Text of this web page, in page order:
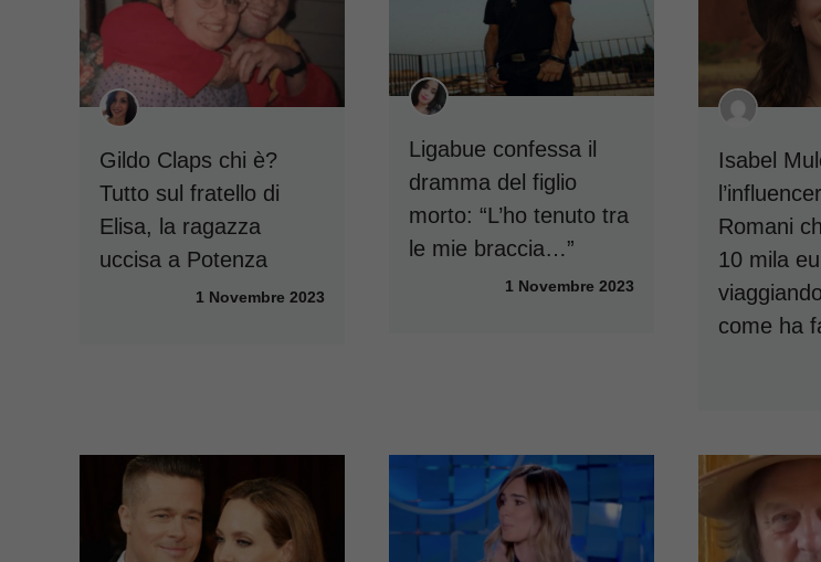
Gildo Claps chi è?
Tutto sul fratello di
Elisa, la ragazza
uccisa a Potenza
1 Novembre 2023
Ligabue confessa il
dramma del figlio
morto: “L’ho tenuto tra
le mie braccia…”
1 Novembre 2023
Isabel
Romani
10 mila
come ha